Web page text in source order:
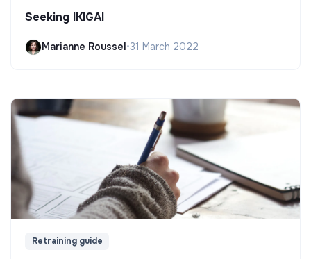
Seeking IKIGAI
Marianne Roussel •31 March 2022
Retraining guide